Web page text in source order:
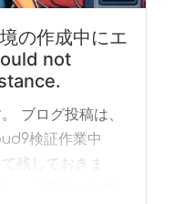
の作成中にエ
not
ブログ投稿は、
検証作業中
残しておきま